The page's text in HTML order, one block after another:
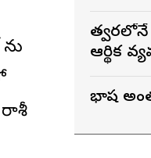
రాశీ
త్వరలోనే
ఆర్థిక
భాష